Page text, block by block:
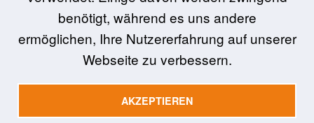
Dieser Kursteil wirdin Verbindung mit Kurs 01 –
allgemeiner Teil belegt. Ausnahmen sind möglich,
wenn mit der Einrichtung eine andere Vereinbarung
benötigt, während es uns andere
ermöglichen, Ihre Nutzererfahrung auf unserer
Webseite zu verbessern.
AKZEPTIEREN